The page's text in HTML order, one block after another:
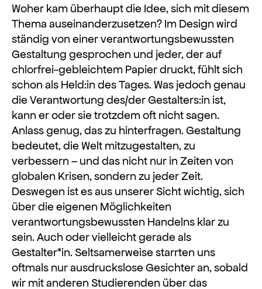
Woher kam überhaupt die Idee, sich mit diesem
Thema auseinanderzusetzen? Im Design wird
ständig von einer verantwortungsbewussten
Gestaltung gesprochen und jeder, der auf
chlorfrei-gebleichtem Papier druckt, fühlt sich
schon als Held:in des Tages. Was jedoch genau
die Verantwortung des/der Gestalters:in ist,
kann er oder sie trotzdem oft nicht sagen.
Anlass genug, das zu hinterfragen. Gestaltung
bedeutet, die Welt mitzugestalten, zu
verbessern – und das nicht nur in Zeiten von
globalen Krisen, sondern zu jeder Zeit.
Deswegen ist es aus unserer Sicht wichtig, sich
über die eigenen Möglichkeiten
verantwortungsbewussten Handelns klar zu
sein. Auch oder vielleicht gerade als
Gestalter*in. Seltsamerweise starrten uns
oftmals nur ausdruckslose Gesichter an, sobald
wir mit anderen Studierenden über das